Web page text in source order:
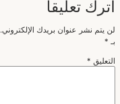
اترك تعليقاً
لن يتم نشر عنوان بريدك الإلكتروني.
بـ *
التعليق *